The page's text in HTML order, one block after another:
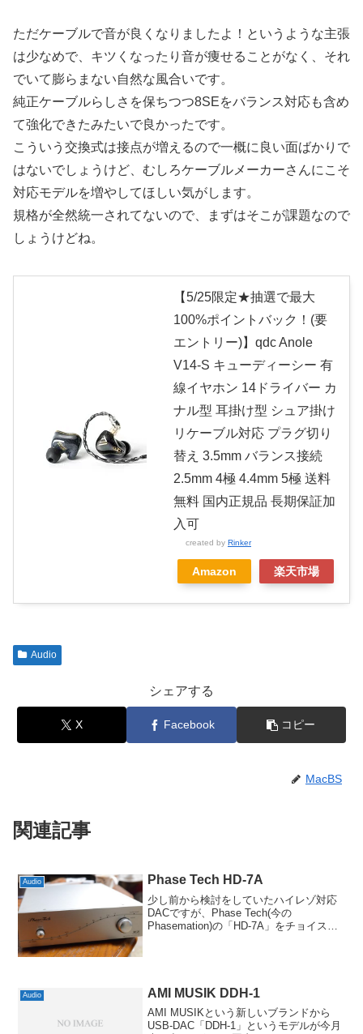
ただケーブルで音が良くなりましたよ！というような主張
は少なめで、キツくなったり音が痩せることがなく、それ
でいて膨らまない自然な風合いです。
純正ケーブルらしさを保ちつつ8SEをバランス対応も含め
て強化できたみたいで良かったです。
こういう交換式は接点が増えるので一概に良い面ばかりで
はないでしょうけど、むしろケーブルメーカーさんにこそ
対応モデルを増やしてほしい気がします。
規格が全然統一されてないので、まずはそこが課題なので
しょうけどね。
【5/25限定★抽選で最大
100%ポイントバック！(要
エントリー)】qdc Anole
V14-S キューディーシー 有
線イヤホン 14ドライバー カ
ナル型 耳掛け型 シュア掛け
リケーブル対応 プラグ切り
替え 3.5mm バランス接続
2.5mm 4極 4.4mm 5極 送料
無料 国内正規品 長期保証加
入可
created by Rinker
Amazon 楽天市場
Audio
シェアする
X Facebook コピー
MacBS
関連記事
Audio Phase Tech HD-7A
少し前から検討をしていたハイレゾ対応
DACですが、Phase Tech(今の
Phasemation)の「HD-7A」をチョイスし
Audio AMI MUSIK DDH-1
AMI MUSIKという新しいブランドから
USB-DAC「DDH-1」というモデルが今月